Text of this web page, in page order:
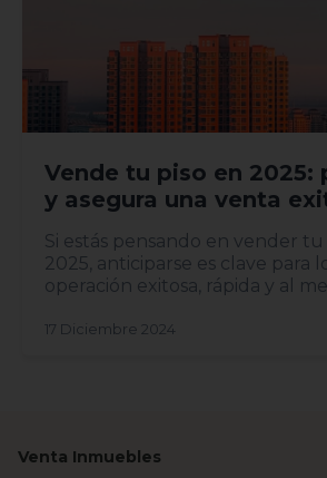
Vende tu piso en 2025:
y asegura una venta
Si estás pensando en vender
2025, anticiparse es clave para
operación exitosa, rápida y al
17 Diciembre 2024
Venta Inmuebles